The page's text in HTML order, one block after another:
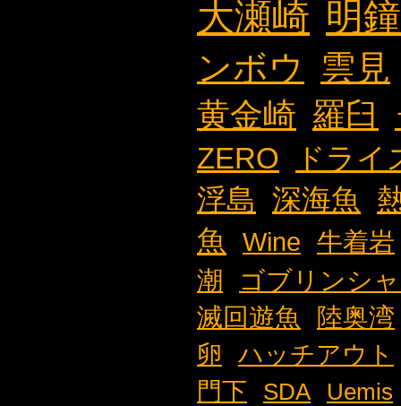
大瀬崎 明鐘
ンボウ 雲見
黄金崎 羅臼
ZERO
ドライ
浮島 深海魚
魚
Wine 牛着岩
潮
ゴブリンシ
滅回遊魚
陸奥湾
卵
ハッチアウト
門下
SDA Uemis